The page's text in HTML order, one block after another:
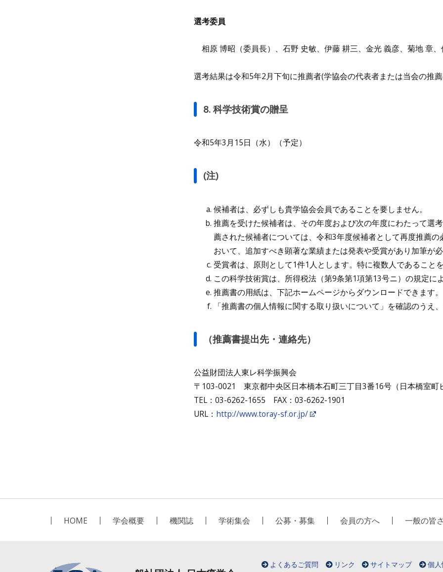
選考委員
相原 博昭（委員長）、石野 史敏、伊藤 耕三、金光 義彦、菊地 章
選考結果は令和5年2月下旬に推薦者(学協会の代表者または当会の推
8. 科学技術賞の贈呈
令和5年3月15日（水）（予定）
(注)
候補者は、必ずしも貴学協会会員であることを要しません。
推薦を受けた候補者は、その年度および次の年度にわたって選
薦された候補者については、令和3年度候補者として再度推薦
おいて、追加すべき顕著な業績または発表や受賞があり加筆が
受賞者は、原則として1件1人とします。特に複数人であること
この科学技術賞は、所得税法（第9条第1項第13号ニ）の規定に
推薦書の用紙は、下記ホームページからダウンロードできます。
「推薦書の個人情報に関する取り扱いについて」を確認のうえ
（推薦書提出先・連絡先）
公益財団法人東レ科学振興会
〒103-0021 東京都中央区日本橋本石町三丁目3番16号（日本橋室町
TEL：03-6262-1655 FAX：03-6262-1901
URL： http://www.toray-sf.or.jp/
HOME 学会概要 機関誌 学術集会 公募・募集 会員の方へ 一般の皆
よくあるご質問 リンク サイトマップ 個